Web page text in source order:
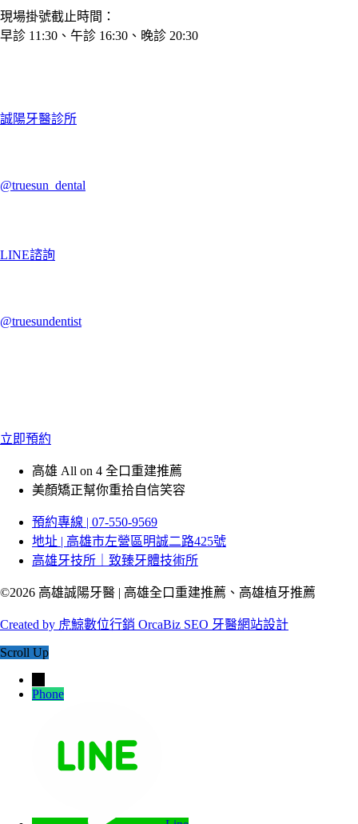
現場掛號截止時間：
早診 11:30、午診 16:30、晚診 20:30
誠陽牙醫診所
@truesun_dental
LINE諮詢
@truesundentist
立即預約
高雄 All on 4 全口重建推薦
美顏矯正幫你重拾自信笑容
預約專線 | 07-550-9569
地址 | 高雄市左營區明誠二路425號
高雄牙技所｜致臻牙體技術所
©2026 高雄誠陽牙醫 | 高雄全口重建推薦、高雄植牙推薦
Created by 虎鯨數位行銷 OrcaBiz SEO 牙醫網站設計
Scroll Up
Phone